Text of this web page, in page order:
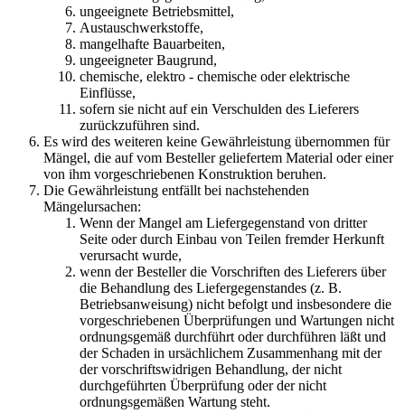
ungeeignete Betriebsmittel,
Austauschwerkstoffe,
mangelhafte Bauarbeiten,
ungeeigneter Baugrund,
chemische, elektro - chemische oder elektrische
Einflüsse,
sofern sie nicht auf ein Verschulden des Lieferers
zurückzuführen sind.
Es wird des weiteren keine Gewährleistung übernommen für
Mängel, die auf vom Besteller geliefertem Material oder einer
von ihm vorgeschriebenen Konstruktion beruhen.
Die Gewährleistung entfällt bei nachstehenden
Mängelursachen:
Wenn der Mangel am Liefergegenstand von dritter
Seite oder durch Einbau von Teilen fremder Herkunft
verursacht wurde,
wenn der Besteller die Vorschriften des Lieferers über
die Behandlung des Liefergegenstandes (z. B.
Betriebsanweisung) nicht befolgt und insbesondere die
vorgeschriebenen Überprüfungen und Wartungen nicht
ordnungsgemäß durchführt oder durchführen läßt und
der Schaden in ursächlichem Zusammenhang mit der
der vorschriftswidrigen Behandlung, der nicht
durchgeführten Überprüfung oder der nicht
ordnungsgemäßen Wartung steht.